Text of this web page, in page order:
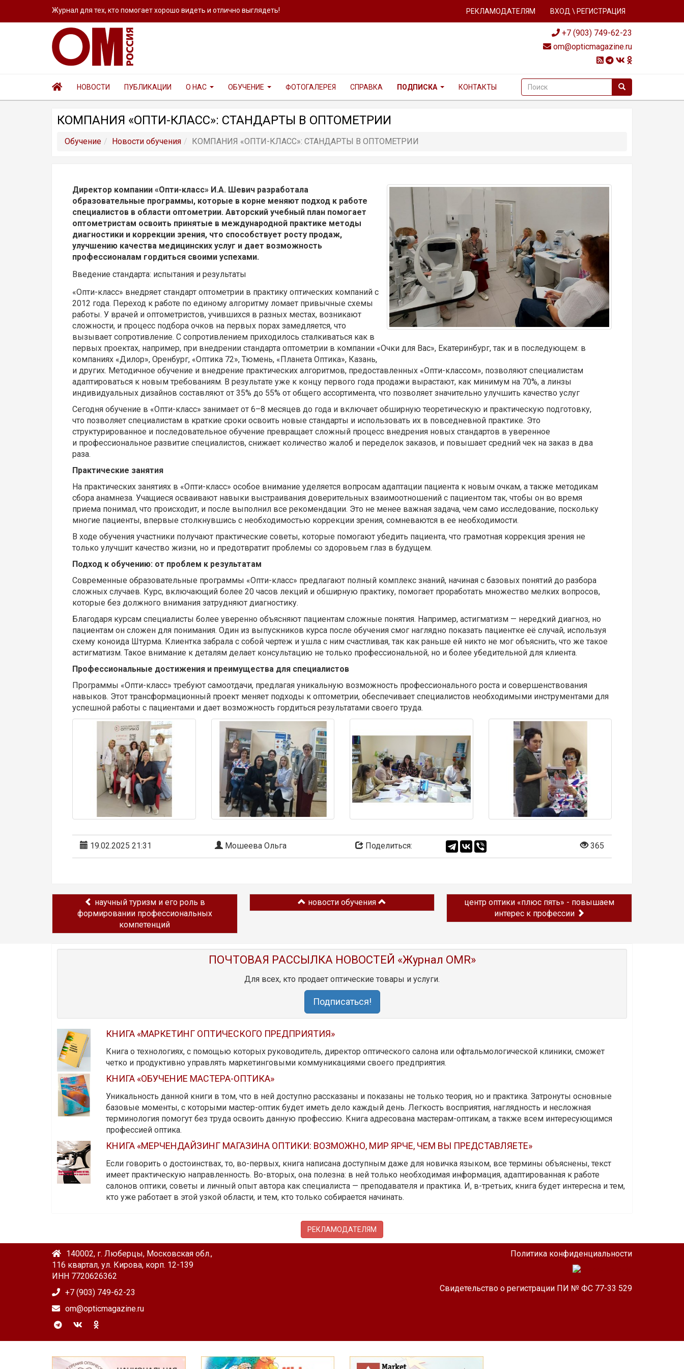
Журнал для тех, кто помогает хорошо видеть и отлично выглядеть! РЕКЛАМОДАТЕЛЯМ ВХОД \ РЕГИСТРАЦИЯ
+7 (903) 749-62-23
om@opticmagazine.ru
НОВОСТИ ПУБЛИКАЦИИ О НАС ОБУЧЕНИЕ ФОТОГАЛЕРЕЯ СПРАВКА ПОДПИСКА КОНТАКТЫ
КОМПАНИЯ «ОПТИ-КЛАСС»: СТАНДАРТЫ В ОПТОМЕТРИИ
Обучение Новости обучения КОМПАНИЯ «ОПТИ-КЛАСС»: СТАНДАРТЫ В ОПТОМЕТРИИ
Директор компании «Опти-класс» И.А. Шевич разработала
образовательные программы, которые в корне меняют подход к работе
специалистов в области оптометрии. Авторский учебный план помогает
оптометристам освоить принятые в международной практике методы
диагностики и коррекции зрения, что способствует росту продаж,
улучшению качества медицинских услуг и дает возможность
профессионалам гордиться своими успехами.
Введение стандарта: испытания и результаты
«Опти-класс» внедряет стандарт оптометрии в практику оптических компаний с
2012 года. Переход к работе по единому алгоритму ломает привычные схемы
работы. У врачей и оптометристов, учившихся в разных местах, возникают
сложности, и процесс подбора очков на первых порах замедляется, что
вызывает сопротивление. С сопротивлением приходилось сталкиваться как в
первых проектах, например, при внедрении стандарта оптометрии в компании «Очки для Вас», Екатеринбург, так и в последующем: в
компаниях «Дилор», Оренбург, «Оптика 72», Тюмень, «Планета Оптика», Казань,
и других. Методичное обучение и внедрение практических алгоритмов, предоставленных «Опти-классом», позволяют специалистам
адаптироваться к новым требованиям. В результате уже к концу первого года продажи вырастают, как минимум на 70%, а линзы
индивидуальных дизайнов составляют от 35% до 55% от общего ассортимента, что позволяет значительно улучшить качество услуг
Сегодня обучение в «Опти-класс» занимает от 6–8 месяцев до года и включает обширную теоретическую и практическую подготовку,
что позволяет специалистам в краткие сроки освоить новые стандарты и использовать их в повседневной практике. Это
структурированное и последовательное обучение превращает сложный процесс внедрения новых стандартов в уверенное
и профессиональное развитие специалистов, снижает количество жалоб и переделок заказов, и повышает средний чек на заказ в два
раза.
Практические занятия
На практических занятиях в «Опти-класс» особое внимание уделяется вопросам адаптации пациента к новым очкам, а также методикам
сбора анамнеза. Учащиеся осваивают навыки выстраивания доверительных взаимоотношений с пациентом так, чтобы он во время
приема понимал, что происходит, и после выполнил все рекомендации. Это не менее важная задача, чем само исследование, поскольку
многие пациенты, впервые столкнувшись с необходимостью коррекции зрения, сомневаются в ее необходимости.
В ходе обучения участники получают практические советы, которые помогают убедить пациента, что грамотная коррекция зрения не
только улучшит качество жизни, но и предотвратит проблемы со здоровьем глаз в будущем.
Подход к обучению: от проблем к результатам
Современные образовательные программы «Опти-класс» предлагают полный комплекс знаний, начиная с базовых понятий до разбора
сложных случаев. Курс, включающий более 20 часов лекций и обширную практику, помогает проработать множество мелких вопросов,
которые без должного внимания затрудняют диагностику.
Благодаря курсам специалисты более уверенно объясняют пациентам сложные понятия. Например, астигматизм — нередкий диагноз, но
пациентам он сложен для понимания. Один из выпускников курса после обучения смог наглядно показать пациентке её случай, используя
схему коноида Штурма. Клиентка забрала с собой чертеж и ушла с ним счастливая, так как раньше ей никто не мог объяснить, что же такое
астигматизм. Такое внимание к деталям делает консультацию не только профессиональной, но и более убедительной для клиента​.
Профессиональные достижения и преимущества для специалистов
Программы «Опти-класс» требуют самоотдачи, предлагая уникальную возможность профессионального роста и совершенствования
навыков. Этот трансформационный проект меняет подходы к оптометрии, обеспечивает специалистов необходимыми инструментами для
успешной работы с пациентами и дает возможность гордиться результатами своего труда.
19.02.2025 21:31 Мошеева Ольга Поделиться: 365
научный туризм и его роль в
формировании профессиональных
компетенций
новости обучения
центр оптики «плюс пять» - повышаем
интерес к профессии
ПОЧТОВАЯ РАССЫЛКА НОВОСТЕЙ «Журнал OMR»
Для всех, кто продает оптические товары и услуги.
Подписаться!
КНИГА «МАРКЕТИНГ ОПТИЧЕСКОГО ПРЕДПРИЯТИЯ»
Книга о технологиях, с помощью которых руководитель, директор оптического салона или офтальмологической клиники, сможет
четко и продуктивно управлять маркетинговыми коммуникациями своего предприятия.
КНИГА «ОБУЧЕНИЕ МАСТЕРА-ОПТИКА»
Уникальность данной книги в том, что в ней доступно рассказаны и показаны не только теория, но и практика. Затронуты основные
базовые моменты, с которыми мастер-оптик будет иметь дело каждый день. Легкость восприятия, наглядность и несложная
терминология помогут без труда освоить данную профессию. Книга адресована мастерам-оптикам, а также всем интересующимся
профессией оптика.
КНИГА «МЕРЧЕНДАЙЗИНГ МАГАЗИНА ОПТИКИ: ВОЗМОЖНО, МИР ЯРЧЕ, ЧЕМ ВЫ ПРЕДСТАВЛЯЕТЕ»
Если говорить о достоинствах, то, во-первых, книга написана доступным даже для новичка языком, все термины объяснены, текст
имеет практическую направленность. Во-вторых, она полезна: в ней только необходимая информация, адаптированная к работе
салонов оптики, советы и личный опыт автора как специалиста — преподавателя и практика. И, в-третьих, книга будет интересна и тем,
кто уже работает в этой узкой области, и тем, кто только собирается начинать.
РЕКЛАМОДАТЕЛЯМ
140002, г. Люберцы, Московская обл.,
116 квартал, ул. Кирова, корп. 12-139
ИНН 7720626362
+7 (903) 749-62-23
om@opticmagazine.ru
Политика конфиденциальности
Свидетельство о регистрации ПИ № ФС 77-33 529